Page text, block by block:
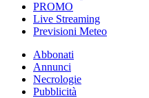
PROMO
Live Streaming
Previsioni Meteo
Abbonati
Annunci
Necrologie
Pubblicità